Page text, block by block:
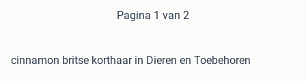
Pagina 1 van 2
cinnamon britse korthaar in Dieren en Toebehoren